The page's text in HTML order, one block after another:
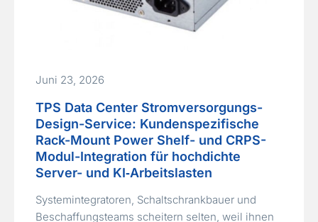
Juni 23, 2026
TPS Data Center Stromversorgungs-
Design-Service: Kundenspezifische
Rack-Mount Power Shelf- und CRPS-
Modul-Integration für hochdichte
Server- und KI‑Arbeitslasten
Systemintegratoren, Schaltschrankbauer und
Beschaffungsteams scheitern selten, weil ihnen